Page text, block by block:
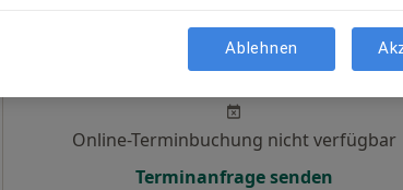
Sa, So,
Online-Terminbuchung nicht verfügbar
Terminanfrage senden
Ablehnen